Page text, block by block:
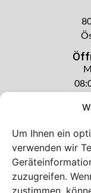
Um Ihnen ein
verwenden wir
zuzugreifen.
zustimmen,